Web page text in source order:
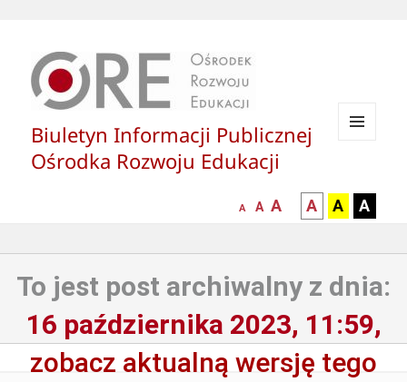
Biuletyn Informacji Publicznej
Ośrodka Rozwoju Edukacji
mniejsza
A
normalna
A
większa-
czcionka
A
kontrast
czarny
białym
A
kontrast
czarny
zółtym
A
żółty
A
To jest post archiwalny z dnia:
16 października 2023, 11:59,
zobacz aktualną wersję tego